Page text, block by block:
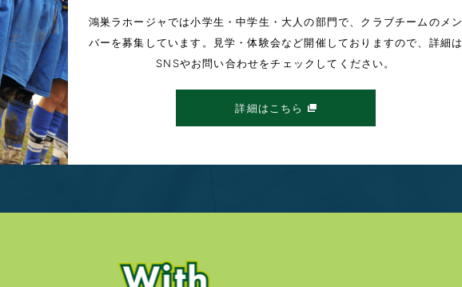
鴻巣ラホージャでは小学生・中学生・大人の部門で、クラブチームのメン
バーを募集しています。見学・体験会など開催しておりますので、詳細は
SNSやお問い合わせをチェックしてください。
詳細はこちら